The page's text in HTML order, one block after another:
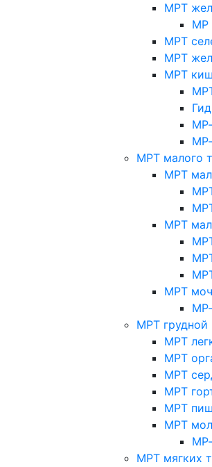
МРТ
МР
МРТ
МРТ
МРТ
МРТ малого
МРТ
МРТ
МРТ
МРТ грудной
МРТ
МРТ
МРТ
МРТ
МРТ
МРТ
МРТ мягких